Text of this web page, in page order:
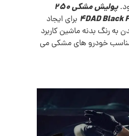
پولیش مشکی 250
برای ایجاد
به رنگ بدنه ماشین کاربرد
خودرو های مشکی می